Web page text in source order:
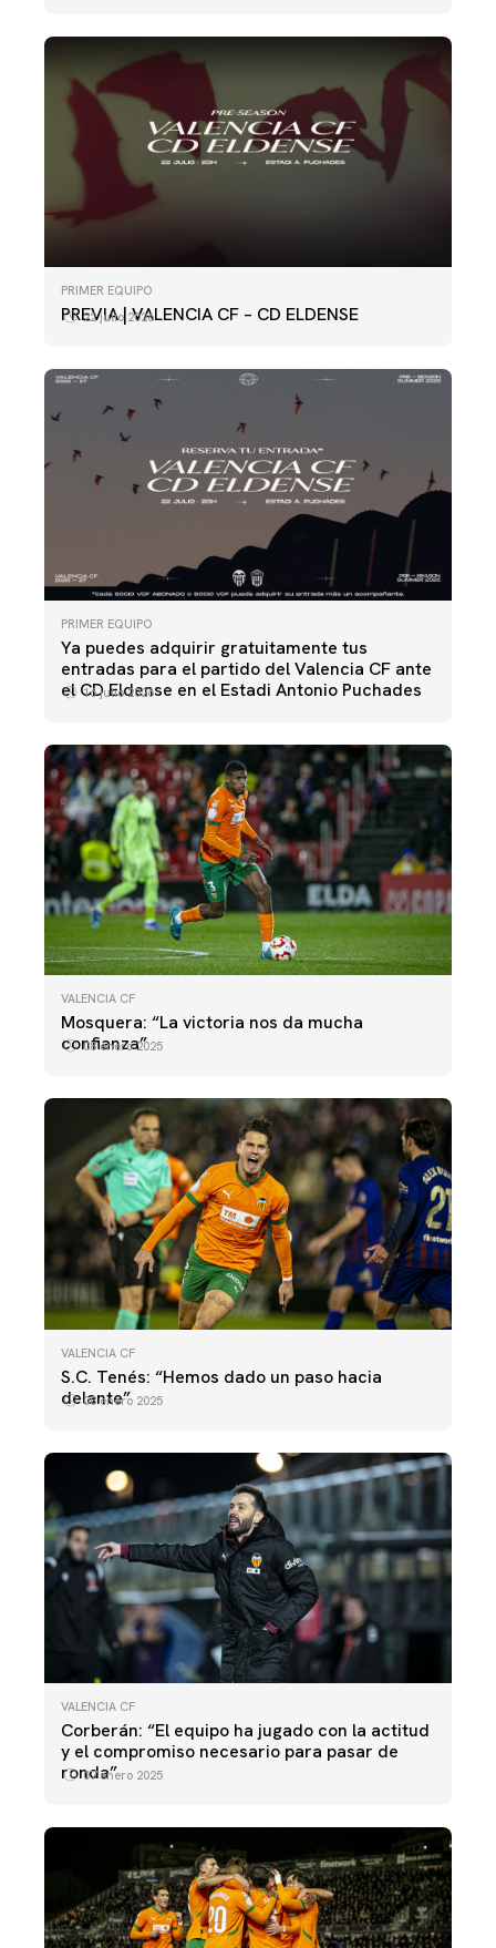
PRIMER EQUIPO
PREVIA | VALENCIA CF – CD ELDENSE
22 julio 2026
PRIMER EQUIPO
Ya puedes adquirir gratuitamente tus
entradas para el partido del Valencia CF ante
el CD Eldense en el Estadi Antonio Puchades
16 julio 2026
VALENCIA CF
Mosquera: “La victoria nos da mucha
confianza”
08 enero 2025
VALENCIA CF
S.C. Tenés: “Hemos dado un paso hacia
delante”
08 enero 2025
VALENCIA CF
Corberán: “El equipo ha jugado con la actitud
y el compromiso necesario para pasar de
ronda”
07 enero 2025